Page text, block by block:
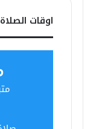
اوقات الصلاة